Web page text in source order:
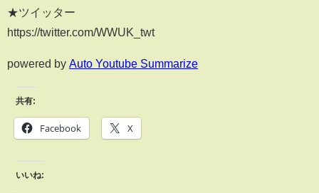
★ツイッター
https://twitter.com/WWUK_twt
powered by Auto Youtube Summarize
共有:
Facebook X
いいね: